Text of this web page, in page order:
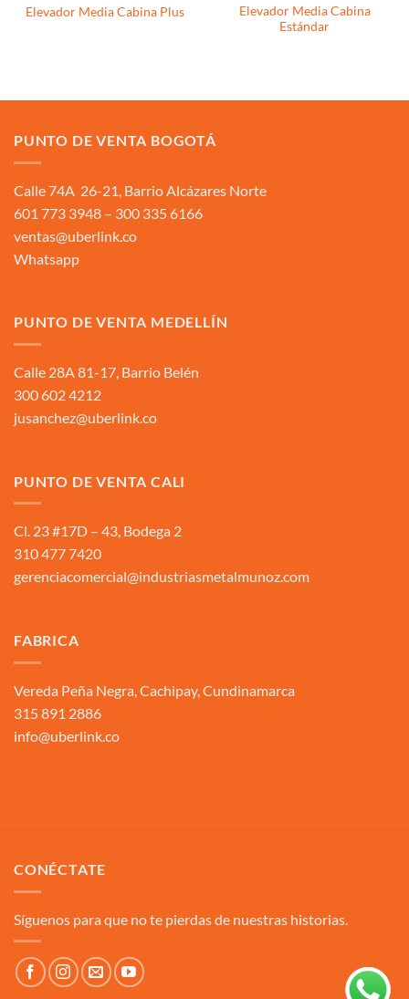
Elevador Media Cabina Plus
Elevador Media Cabina
Estándar
PUNTO DE VENTA BOGOTÁ
Calle 74A 26-21, Barrio Alcázares Norte
601 773 3948 – 300 335 6166
ventas@uberlink.co
Whatsapp
PUNTO DE VENTA MEDELLÍN
Calle 28A 81-17, Barrio Belén
300 602 4212
jusanchez@uberlink.co
PUNTO DE VENTA CALI
Cl. 23 #17D – 43, Bodega 2
310 477 7420
gerenciacomercial@industriasmetalmunoz.com
FABRICA
Vereda Peña Negra, Cachipay, Cundinamarca
315 891 2886
info@uberlink.co
CONÉCTATE
Síguenos para que no te pierdas de nuestras historias.